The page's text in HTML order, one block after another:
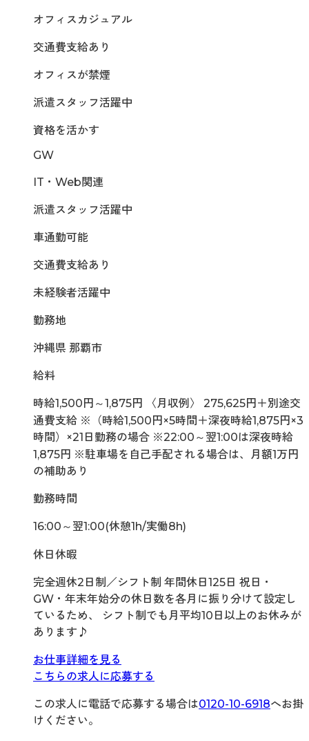
オフィスカジュアル
交通費支給あり
オフィスが禁煙
派遣スタッフ活躍中
資格を活かす
GW
IT・Web関連
派遣スタッフ活躍中
車通勤可能
交通費支給あり
未経験者活躍中
勤務地
沖縄県 那覇市
給料
時給1,500円～1,875円 〈月収例〉 275,625円＋別途交
通費支給 ※（時給1,500円×5時間＋深夜時給1,875円×3
時間）×21日勤務の場合 ※22:00～翌1:00は深夜時給
1,875円 ※駐車場を自己手配される場合は、月額1万円
の補助あり
勤務時間
16:00～翌1:00(休憩1h/実働8h)
休日休暇
完全週休2日制／シフト制 年間休日125日 祝日・
GW・年末年始分の休日数を各月に振り分けて設定し
ているため、 シフト制でも月平均10日以上のお休みが
あります♪
お仕事詳細を見る
こちらの求人に応募する
この求人に電話で応募する場合は0120-10-6918へお掛
けください。